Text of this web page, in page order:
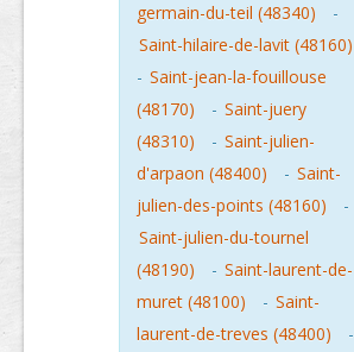
germain-du-teil (48340)
-
Saint-hilaire-de-lavit (48160)
- Saint-jean-la-fouillouse
(48170)
- Saint-juery
(48310)
- Saint-julien-
d'arpaon (48400)
- Saint-
julien-des-points (48160)
-
Saint-julien-du-tournel
(48190)
- Saint-laurent-de-
muret (48100)
- Saint-
laurent-de-treves (48400)
-